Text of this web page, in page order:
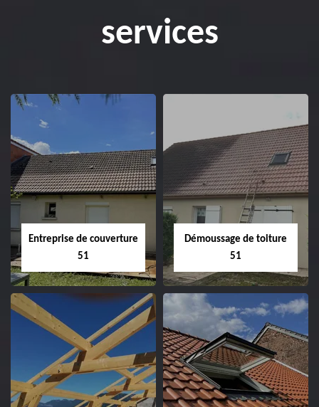
services
Entreprise de couverture
51
Entreprise de
couverture 51
Démoussage de toiture
51
Démoussage de
toiture 51